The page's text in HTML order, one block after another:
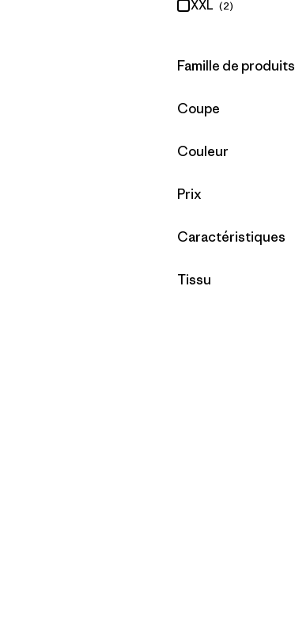
XXL (2)
Filtrer par
Famille de produits
Filtrer par
Coupe
Filtrer par
Couleur
Filtrer par
Prix
Filtrer par
Caractéristiques
Filtrer par
Tissu